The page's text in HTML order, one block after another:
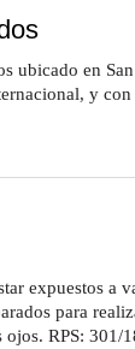
ubicado en
y
expuestos a
para
ojos. RPS: 301/